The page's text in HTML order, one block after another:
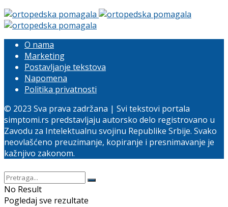
O nama
Marketing
Postavljanje tekstova
Napomena
Politika privatnosti
© 2023 Sva prava zadržana | Svi tekstovi portala
simptomi.rs predstavljaju autorsko delo registrovano u
Zavodu za Intelektualnu svojinu Republike Srbije. Svako
neovlašćeno preuzimanje, kopiranje i presnimavanje je
kažnjivo zakonom.
No Result
Pogledaj sve rezultate